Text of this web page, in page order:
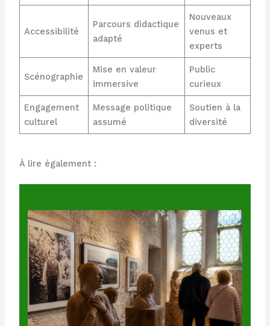
Accessibilité
Parcours didactique
adapté
Nouveaux
venus et
experts
Scénographie
Mise en valeur
immersive
Public
curieux
Engagement
culturel
Message politique
assumé
Soutien à la
diversité
À lire également :